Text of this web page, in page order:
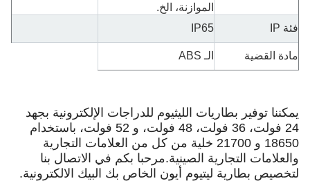
الموازنة، الخ.
فئة IP
IP65
مادة القضية الـ ABS
يمكننا توفير بطاريات الليثيوم للدراجات الإلكترونية بجهد
24 فولت، 36 فولت، 48 فولت، و 52 فولت، باستخدام
18650 و 21700 خلية من كل من العلامات التجارية
والعلامات التجارية الصينية.مرحبا بكم في الاتصال بنا
لتخصيص بطارية ليتيوم أيون الخاص بك البيك الالكترونية.